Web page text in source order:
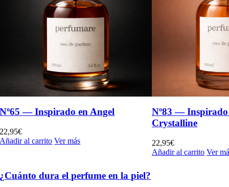
Nº65 — Inspirado en Angel
22,95€
Añadir al carrito Ver más
Nº83 —
Crystalline
22,95€
Añadir al carrito Ver
¿Cuánto dura el perfume en la piel?